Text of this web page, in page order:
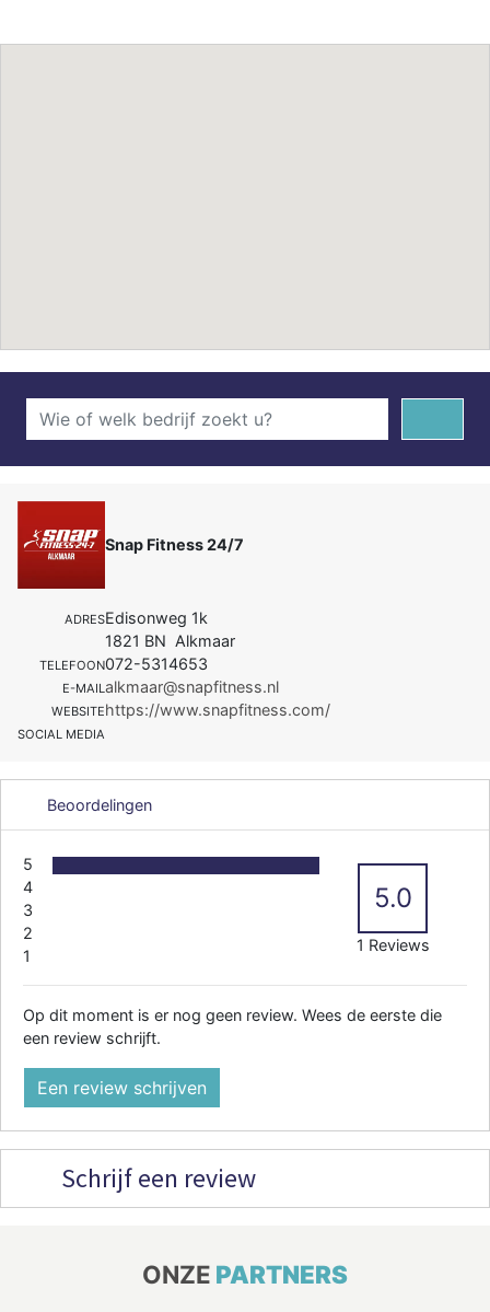
Snap Fitness 24/7
ADRESEdisonweg 1k
1821 BN Alkmaar
TELEFOON072-5314653
E-MAILalkmaar@snapfitness.nl
WEBSITEhttps://www.snapfitness.com/
SOCIAL MEDIA
Beoordelingen
5
4
3
2
1
5.0
1 Reviews
Op dit moment is er nog geen review. Wees de eerste die
een review schrijft.
Een review schrijven
Schrijf een review
ONZE PARTNERS